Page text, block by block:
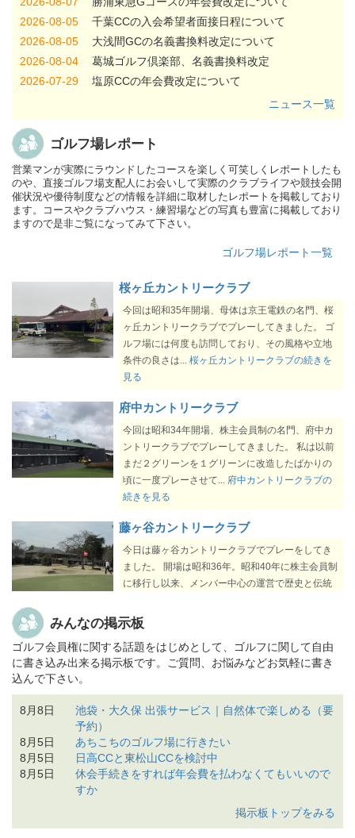
2026-08-05
千葉CCの入会希望者面接日程について
2026-08-05
大浅間GCの名義書換料改定について
2026-08-04
葛城ゴルフ倶楽部、名義書換料改定
2026-07-29
塩原CCの年会費改定について
カレドニアン・GCの年会費改定について
2026-07-29
鹿沼CCの『複数入会キャンペーン』について
2026-07-24
JGM笠間GCの正会員年会費改定について
2026-07-23
2026-07-23
風月CCの名義書換停止について
2026-07-22
桜ヶ丘CCの入会条件の一部変更について
2026-07-22
武蔵野GCの年会費改定について
塩山CCの名義書換料改定について
2026-07-08
あららぎCC経営会社の民事再生手続開始申請に
ついて
2026-07-06
大洗ゴルフ倶楽部、名義書換料及び年会費改
2026-07-03
太平洋クラブの新規会員募集等について
2026-07-03
太平洋クラブの年会費改定について
2026-07-03
太平洋アソシエイツの年会費改定について
2026-07-03
太平洋クラブの名義変更料について
太平洋アソシエイツの名義変更料について
真名CCの第9期会員権募集について
2026-06-26
鶴舞CCの正会員募集について
2026-06-26
日本CCの週日会員新規募集(縁故募集)について
2026-06-26
CCグリーンバレイの会員入会促進キャンペーン
期間延長について
ついて
2026-06-24
2026-06-24
上総富士GCの入会条件一部変更について
2026-06-24
2026-06-24
長竹CCの正会員補充募集について
2026-06-24
長竹CCの名義書換料改定について
2026-06-22
白河高原カントリークラブ、正会員募集。
2026-06-22
サザンクロスカントリークラブ、名義変更時費
用改定。
2026-06-19
箱根CCの年会費改定について
箱根CCの入会条件一部変更について
2026-06-19
白帆CCの会員資格保証預かり金充当制度一部変
ニュース一覧
ゴルフ場レポート
営業マンが実際にラウンドしたコースを楽しく可笑しくレポートしたも
のや、直接ゴルフ場支配人にお会いして実際のクラブライフや競技会開
催状況や優待制度などの情報を詳細に取材したレポートを掲載しており
ます。コースやクラブハウス・練習場などの写真も豊富に掲載しており
ますので是非ご覧になってみて下さい。
ゴルフ場レポート一覧
桜ヶ丘カントリークラブ
今回は昭和35年開場、母体は京王電鉄の名門、桜
ヶ丘カントリークラブでプレーしてきました。 ゴ
ルフ場には何度も訪問しており、その風格や立地
条件の良さは... 桜ヶ丘カントリークラブの続きを
見る
府中カントリークラブ
今回は昭和34年開場、株主会員制の名門、府中カ
ントリークラブでプレーしてきました。 私は以前
まだ２グリーンを１グリーンに改造したばかりの
頃に一度プレーさせて... 府中カントリークラブの
続きを見る
藤ヶ谷カントリークラブ
今日は藤ヶ谷カントリークラブでプレーをしてき
ました。 開場は昭和36年。昭和40年に株主会員制
に移行し以来、メンバー中心の運営で歴史と伝統
続きを見る
メイプルポイントゴルフクラブ
今回はメイプルポイントＧＣでプレーしてきまし
かしそのハウス他、全ての造りが非常に分かりや
すく言えば「ゴージャ... メイプルポイントゴルフ
クラブの続きを見る
太平洋クラブ成田コース
加させていただくということで、３月から名義書
換えを開始した太平洋クラブの成田コースにやっ
みんなの掲示板
ゴルフ会員権に関する話題をはじめとして、ゴルフに関して自由
に書き込み出来る掲示板です。ご質問、お悩みなどお気軽に書き
込んで下さい。
8月8日
池袋・大久保 出張サービス｜自然体で楽しめる（要
予約）
8月5日
あちこちのゴルフ場に行きたい
8月5日
日高CCと東松山CCを検討中
8月5日
休会手続きをすれば年会費を払わなくてもいいので
すか
皆さまの研修会について教えてください
掲示板トップをみる